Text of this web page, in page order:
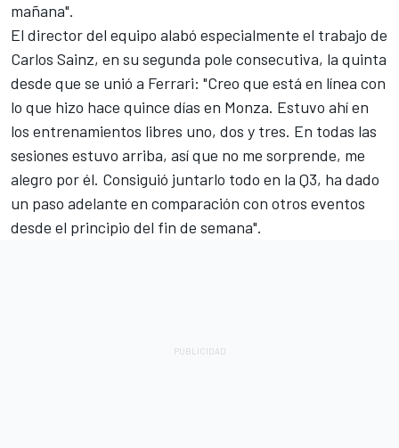
mañana".
El director del equipo alabó especialmente el trabajo de
Carlos Sainz, en su segunda pole consecutiva, la quinta
desde que se unió a Ferrari: "Creo que está en línea con
lo que hizo hace quince días en Monza. Estuvo ahí en
los entrenamientos libres uno, dos y tres. En todas las
sesiones estuvo arriba, así que no me sorprende, me
alegro por él. Consiguió juntarlo todo en la Q3, ha dado
un paso adelante en comparación con otros eventos
desde el principio del fin de semana".